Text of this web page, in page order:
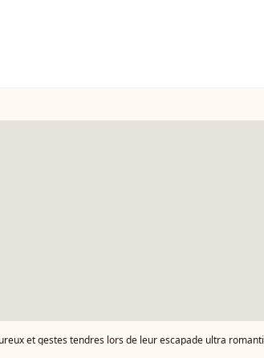
gestes tendres lors de leur escapade ultra romantique en France